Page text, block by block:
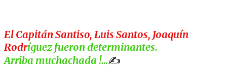
El Capitán Santiso, Luis Santos, Joaquín
Rodríguez fueron determinantes.
Arriba muchachada !…✍️